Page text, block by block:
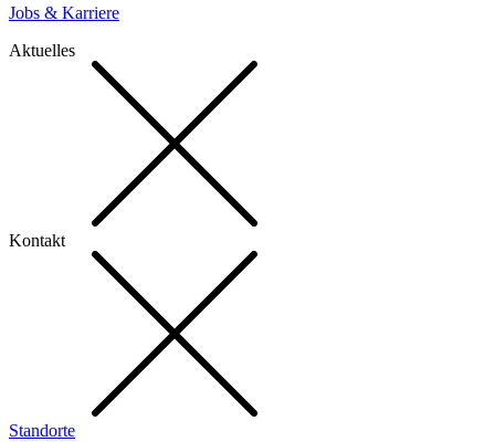
Jobs & Karriere
Aktuelles
Kontakt
Standorte